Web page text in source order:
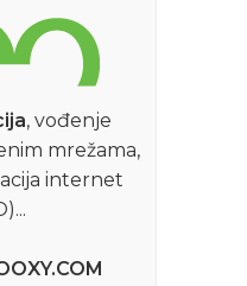
, vođenje
mrežama,
internet